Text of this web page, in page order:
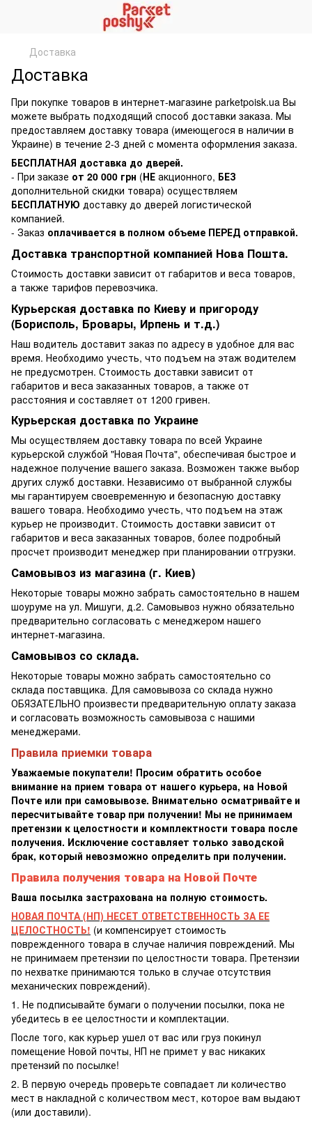
Доставка
Доставка
При покупке товаров в интернет-магазине parketpoisk.ua Вы
можете выбрать подходящий способ доставки заказа. Мы
предоставляем доставку товара (имеющегося в наличии в
Украине) в течение 2-3 дней с момента оформления заказа.
БЕСПЛАТНАЯ доставка до дверей.
- При заказе от 20 000 грн (НЕ акционного, БЕЗ
дополнительной скидки товара) осуществляем
БЕСПЛАТНУЮ доставку до дверей логистической
компанией.
- Заказ оплачивается в полном объеме ПЕРЕД отправкой.
Доставка транспортной компанией Нова Пошта.
Стоимость доставки зависит от габаритов и веса товаров,
а также тарифов перевозчика.
Курьерская доставка по Киеву и пригороду
(Борисполь, Бровары, Ирпень и т.д.)
Наш водитель доставит заказ по адресу в удобное для вас
время. Необходимо учесть, что подъем на этаж водителем
не предусмотрен. Стоимость доставки зависит от
габаритов и веса заказанных товаров, а также от
расстояния и составляет от 1200 гривен.
Курьерская доставка по Украине
Мы осуществляем доставку товара по всей Украине
курьерской службой "Новая Почта", обеспечивая быстрое и
надежное получение вашего заказа. Возможен также выбор
других служб доставки. Независимо от выбранной службы
мы гарантируем своевременную и безопасную доставку
вашего товара. Необходимо учесть, что подъем на этаж
курьер не производит. Стоимость доставки зависит от
габаритов и веса заказанных товаров, более подробный
просчет производит менеджер при планировании отгрузки.
Самовывоз из магазина (г. Киев)
Некоторые товары можно забрать самостоятельно в нашем
шоуруме на ул. Мишуги, д.2. Самовывоз нужно обязательно
предварительно согласовать с менеджером нашего
интернет-магазина.
Самовывоз со склада.
Некоторые товары можно забрать самостоятельно со
склада поставщика. Для самовывоза со склада нужно
ОБЯЗАТЕЛЬНО произвести предварительную оплату заказа
и согласовать возможность самовывоза с нашими
менеджерами.
Правила приемки товара
Уважаемые покупатели! Просим обратить особое
внимание на прием товара от нашего курьера, на Новой
Почте или при самовывозе. Внимательно осматривайте и
пересчитывайте товар при получении! Мы не принимаем
претензии к целостности и комплектности товара после
получения. Исключение составляет только заводской
брак, который невозможно определить при получении.
Правила получения товара на Новой Почте
Ваша посылка застрахована на полную стоимость.
НОВАЯ ПОЧТА (НП) НЕСЕТ ОТВЕТСТВЕННОСТЬ ЗА ЕЕ
ЦЕЛОСТНОСТЬ! (и компенсирует стоимость
поврежденного товара в случае наличия повреждений. Мы
не принимаем претензии по целостности товара. Претензии
по нехватке принимаются только в случае отсутствия
механических повреждений).
1. Не подписывайте бумаги о получении посылки, пока не
убедитесь в ее целостности и комплектации.
После того, как курьер ушел от вас или груз покинул
помещение Новой почты, НП не примет у вас никаких
претензий по посылке!
2. В первую очередь проверьте совпадает ли количество
мест в накладной с количеством мест, которое вам выдают
(или доставили).